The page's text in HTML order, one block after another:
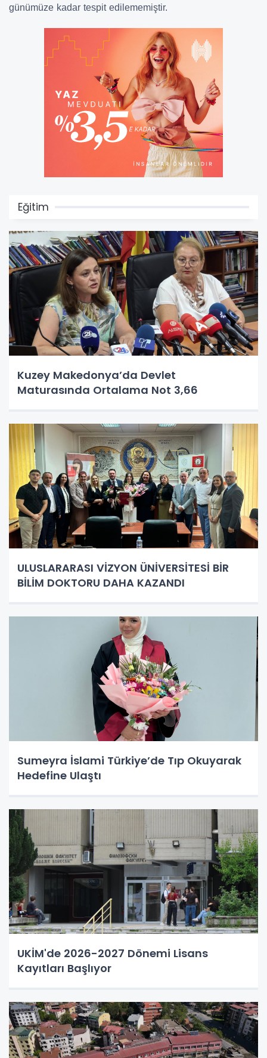
günümüze kadar tespit edilememiştir.
Eğitim
Kuzey Makedonya’da Devlet
Maturasında Ortalama Not 3,66
ULUSLARARASI VİZYON ÜNİVERSİTESİ BİR
BİLİM DOKTORU DAHA KAZANDI
Sumeyra İslami Türkiye’de Tıp Okuyarak
Hedefine Ulaştı
UKİM'de 2026-2027 Dönemi Lisans
Kayıtları Başlıyor